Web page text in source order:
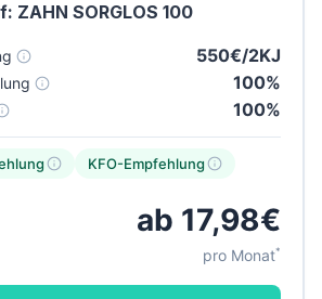
ZAHN SORGLOS 100
550€/2KJ
100%
100%
KFO-Empfehlung
ab 17,98€
pro Monat*